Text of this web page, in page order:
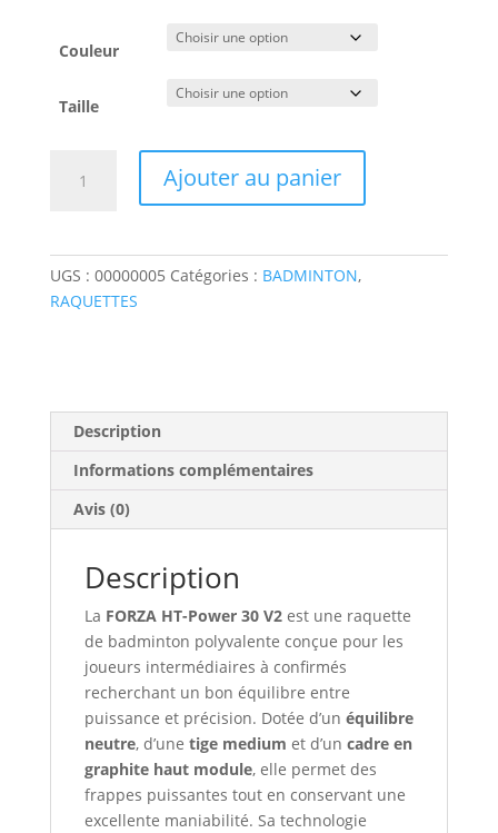
Couleur
Taille
Ajouter au panier
UGS : 00000005 Catégories : BADMINTON,
RAQUETTES
Description
Informations complémentaires
Avis (0)
Description
La FORZA HT-Power 30 V2est une raquette
de badminton polyvalente conçue pour les
joueurs intermédiaires à confirmés
recherchant un bon équilibre entre
puissance et précision. Dotée d’un équilibre
neutre, d’une tige medium et d’un cadre en
graphite haut module, elle permet des
frappes puissantes tout en conservant une
excellente maniabilité. Sa technologie